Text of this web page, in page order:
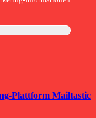
Plattform Mailtastic